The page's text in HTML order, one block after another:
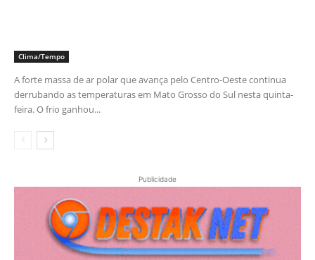
Clima/Tempo
A forte massa de ar polar que avança pelo Centro-Oeste continua
derrubando as temperaturas em Mato Grosso do Sul nesta quinta-
feira. O frio ganhou...
Publicidade